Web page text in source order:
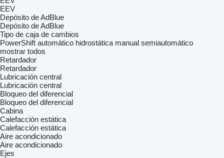
EEV
Depósito de AdBlue
Depósito de AdBlue
Tipo de caja de cambios
PowerShift automático hidrostática manual semiautomático
mostrar todos
Retardador
Retardador
Lubricación central
Lubricación central
Bloqueo del diferencial
Bloqueo del diferencial
Cabina
Calefacción estática
Calefacción estática
Aire acondicionado
Aire acondicionado
Ejes